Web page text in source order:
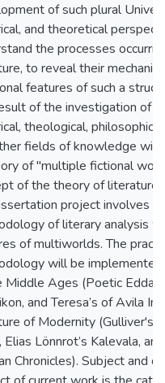
of such plural
and theoretical
the processes
to reveal their
features of such a
of the investigation of
theological,
fields of knowledge will
of "multiple fictional
of the theory of
project involves
of literary analysis
of multiworlds. The
will be
Middle Ages (Poetic Edda,
and Teresa’s of Avila
of Modernity (Gulliver's
Lönnrot’s Kalevala,
Chronicles). Subject and